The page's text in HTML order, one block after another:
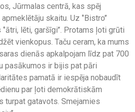
Jūrmalas centrā, kas spēj
skaitu. Uz ‘’Bistro’’
lēti, garšīgi’’. Protams ļoti grūti
vienkopus. Taču ceram, ka mums
dienās apkalpojam līdz pat 700
pasākumos ir bijis pat pāri
pamatā ir iespēja nobaudīt
par ļoti demokrātiskām
turpat gatavots. Smejamies